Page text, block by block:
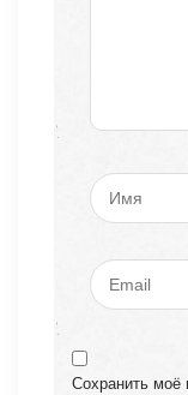
Сохранить моё